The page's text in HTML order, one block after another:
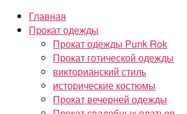
Главная
Прокат одежды
Прокат одежды Punk Rok
Прокат готической одежды
викторианский стиль
исторические костюмы
Прокат вечерней одежды